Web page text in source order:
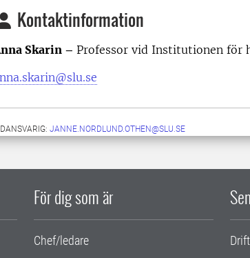
Kontaktinformation
Skarin – Professor vid Institutionen för
JANNE.NORDLUND.OTHEN@SLU.SE
För dig som är
Chef/ledare